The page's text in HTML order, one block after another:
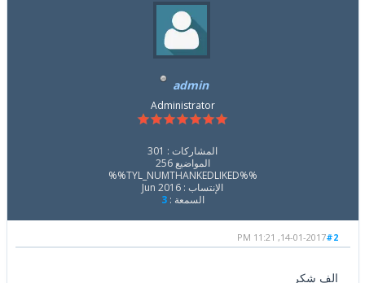
admin
Administrator
المشاركات : 301
المواضيع 256
%%TYL_NUMTHANKEDLIKED%%
الإنتساب : Jun 2016
السمعة :3
#2
14-01-2017, 11:21 PM
الف شكر